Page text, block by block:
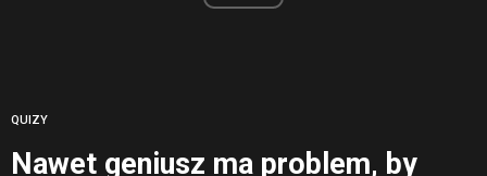
QUIZY
Nawet geniusz ma problem, by